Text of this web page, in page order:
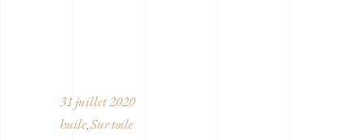
31 juillet 2020
huile, Sur toile